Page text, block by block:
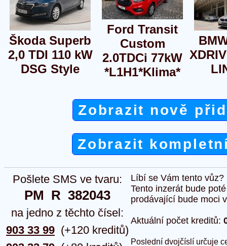
Škoda Superb
2,0 TDI 110 kW
DSG Style
Ford Transit
Custom
2.0TDCi 77kW
*L1H1*Klima*
Zobrazit nově
Zobrazit
Pošlete SMS ve tvaru:
PM  R  382043
na jedno z těchto čísel:
903 33 99 (+120 kreditů)
Líbí se Vám tento
Tento inzerát bude
prodávající bude moci
Aktuální počet kreditů:
Poslední dvojčíslí určuje